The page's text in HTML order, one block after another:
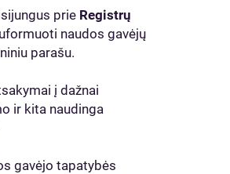
prie Registrų
naudos gavėjų
parašu.
į dažnai
ir kita naudinga
gavėjo tapatybės